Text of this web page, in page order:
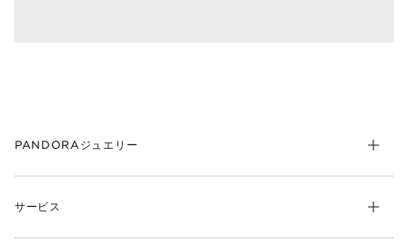
PANDORAジュエリー
ブレスレット
リング
サービス